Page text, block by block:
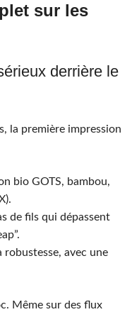
sur les
derrière le
la première impression
bio GOTS, bambou,
de fils qui dépassent
robustesse, avec une
Même sur des flux